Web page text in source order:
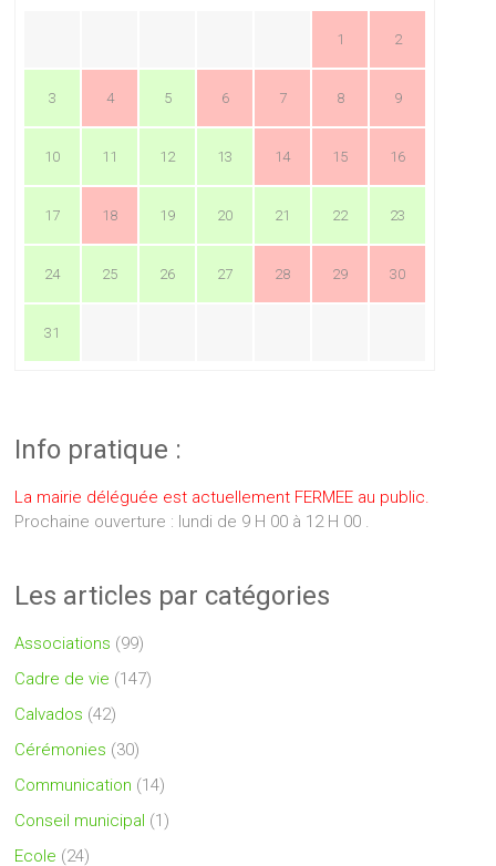
1 2
3 4 5 6 7 8 9
10 11 12 13 14 15 16
17 18 19 20 21 22 23
24 25 26 27 28 29 30
31
Info pratique :
La mairie déléguée est actuellement FERMEE au public.
Prochaine ouverture : lundi de 9 H 00 à 12 H 00 .
Les articles par catégories
Associations (99)
Cadre de vie (147)
Calvados (42)
Cérémonies (30)
Communication (14)
Conseil municipal (1)
Ecole (24)